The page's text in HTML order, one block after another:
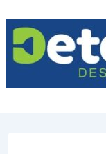
para
Conteúdo